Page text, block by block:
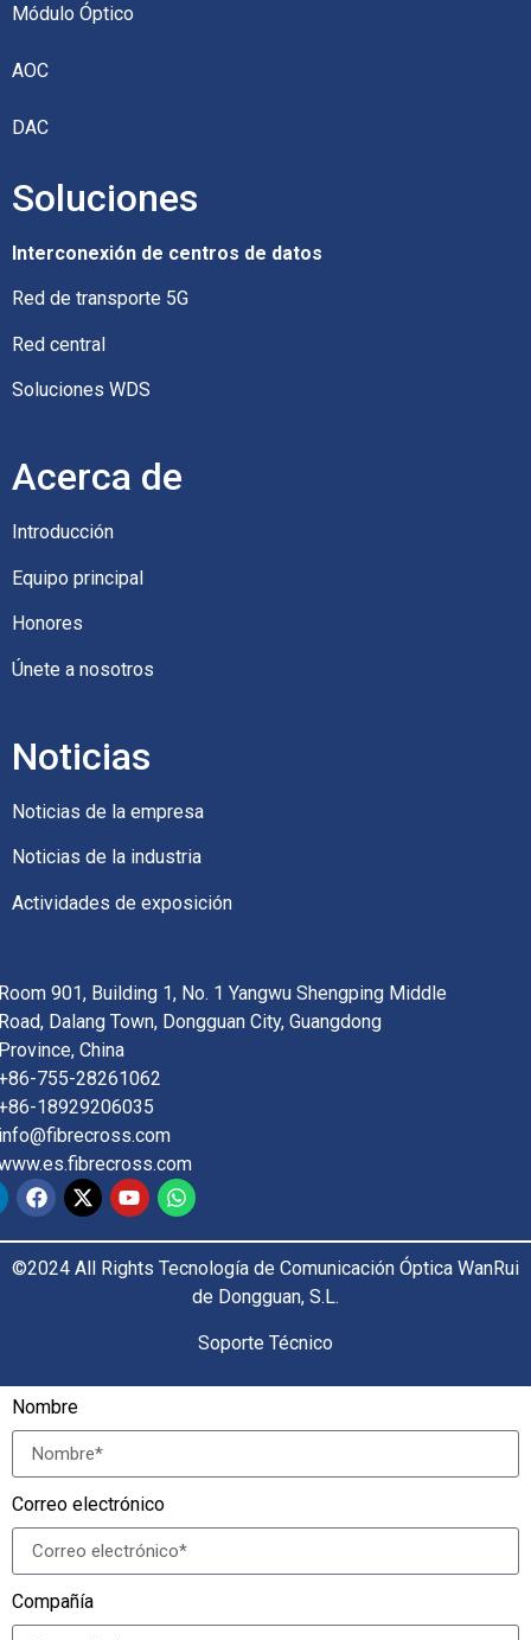
Módulo Óptico
AOC
DAC
Soluciones
Interconexión de centros de datos
Red de transporte 5G
Red central
Soluciones WDS
Acerca de
Introducción
Equipo principal
Honores
Únete a nosotros
Noticias
Noticias de la empresa
Noticias de la industria
Actividades de exposición
901, Building 1, No. 1 Yangwu Shengping Middle
Dalang Town, Dongguan City, Guangdong
China
755-28261062
18929206035
©2024 All Rights Tecnología de Comunicación Óptica WanRui
de Dongguan, S.L.
Soporte Técnico
Nombre
Correo electrónico
Compañía